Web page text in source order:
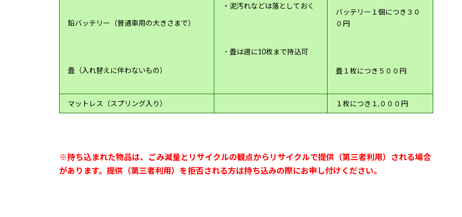
鉛バッテリー（普通車用の大きさま で）
畳（入れ替えに伴わないもの）
・泥汚れなどは落としておく
・ 畳は週に10枚まで持込可
バッテリー１個につき３０
０円
畳１枚につき５００円
マットレス（スプリング入り） １枚につき１,０００円
※持ち込まれた物品は、ごみ減量とリサイクルの観点からリサイクルで提供（第三者利用）される場合
があります。 提供（第三者利用）を拒否される方は持ち込みの際にお申し付けください。